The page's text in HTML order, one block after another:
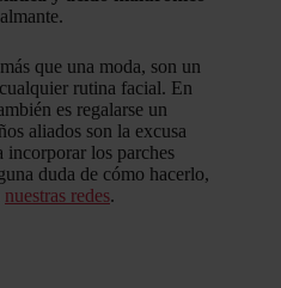
que una moda, son un
rutina facial. En
es regalarse un
aliados son la excusa
incorporar los parches
duda de cómo hacerlo,
nuestras redes.